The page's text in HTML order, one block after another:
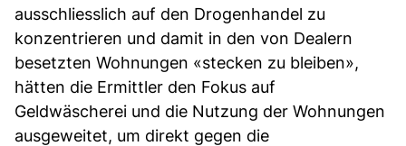
ausschliesslich auf den Drogenhandel zu
konzentrieren und damit in den von Dealern
besetzten Wohnungen «stecken zu bleiben»,
hätten die Ermittler den Fokus auf
Geldwäscherei und die Nutzung der Wohnungen
ausgeweitet, um direkt gegen die